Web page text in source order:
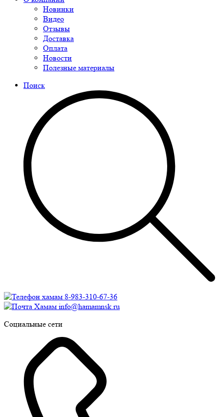
Новинки
Видео
Отзывы
Доставка
Оплата
Новости
Полезные материалы
Поиск
8-983-310-67-36
info@hamamnsk.ru
Социальные сети